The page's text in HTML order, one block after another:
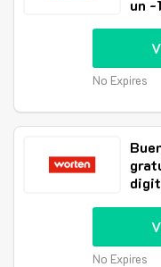
un -
No Expires
No Expires